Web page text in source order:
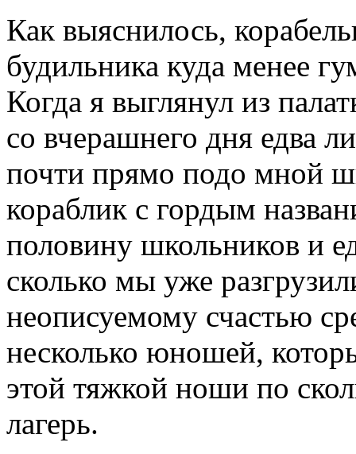
Как выяснилось,
будильника куда менее
Когда я выглянул из
со вчерашнего дня едва
почти прямо подо мной
кораблик с гордым
половину школьников и
сколько мы уже
неописуемому счастью
несколько юношей,
этой тяжкой ноши по
лагерь.